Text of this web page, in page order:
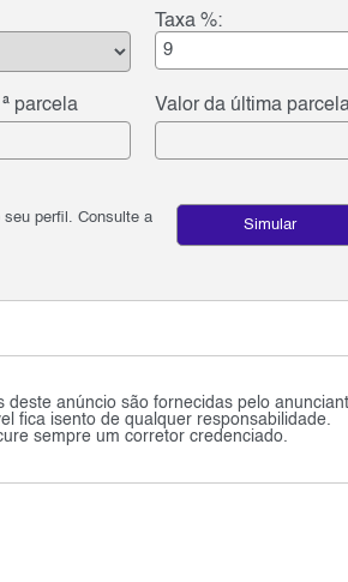
Taxa %:
parcela Valor da última
perfil. Consulte a
Simular
deste anúncio são fornecidas pelo
fica isento de qualquer responsabilidade.
sempre um corretor credenciado.